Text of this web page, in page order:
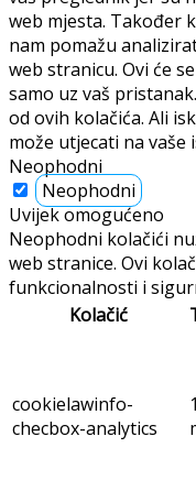
web mjesta. Također
nam pomažu
web stranicu. Ovi će
samo uz vaš
od ovih kolačića. Ali
može utjecati na vaše
Neophodni
Neophodni
Uvijek omogućeno
Neophodni kolačići
web stranice. Ovi
funkcionalnosti i
Kolačić
cookielawinfo-
checbox-analytics